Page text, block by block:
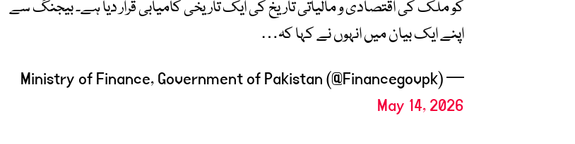
کو ملک کی اقتصادی و مالیاتی تاریخ کی ایک تاریخی کامیابی قرار دیا ہے۔ بیجنگ سے
اپنے ایک بیان میں انہوں نے کہا کہ…
— Ministry of Finance, Government of Pakistan (@Financegovpk)
May 14, 2026